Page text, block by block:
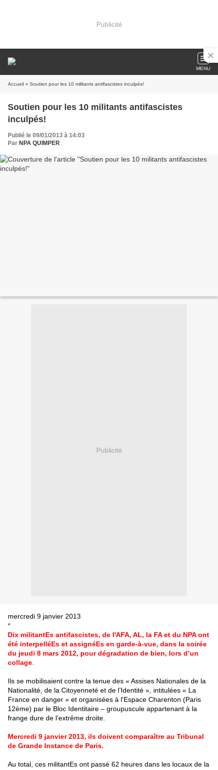
Publicité
MENU
Accueil » Soutien pour les 10 militants antifascistes inculpés!
Soutien pour les 10 militants antifascistes
inculpés!
Publié le 09/01/2013 à 14:03
Par NPA QUIMPER
Publicité
mercredi 9 janvier 2013
*
Dix militantEs antifascistes, de l'AFA, AL, la FA et du NPA ont
été interpelléEs et assignéEs en garde-à-vue, dans la soirée
du jeudi 8 mars 2012, pour dégradation de bien, lors d’un
collage
Ils se mobilisaient contre la tenue des « Assises Nationales de la
Nationalité, de la Citoyenneté et de l’Identité », intitulées « La
France en danger » et organisées à l'Espace Charenton (Paris
12ème) par le Bloc Identitaire – groupuscule appartenant à la
frange dure de l’extrême droite.
Mercredi 9 janvier 2013, ils doivent comparaître au Tribunal
de Grande Instance de Paris.
Au total, ces militantEs ont passé 62 heures dans les locaux de la